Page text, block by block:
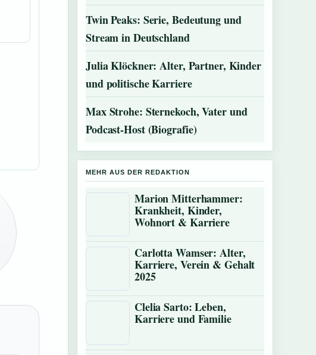
Twin Peaks: Serie, Bedeutung und
Stream in Deutschland
Julia Klöckner: Alter, Partner, Kinder
und politische Karriere
Max Strohe: Sternekoch, Vater und
Podcast-Host (Biografie)
MEHR AUS DER REDAKTION
Marion Mitterhammer:
Krankheit, Kinder,
Wohnort & Karriere
Carlotta Wamser: Alter,
Karriere, Verein & Gehalt
2025
Clelia Sarto: Leben,
Karriere und Familie